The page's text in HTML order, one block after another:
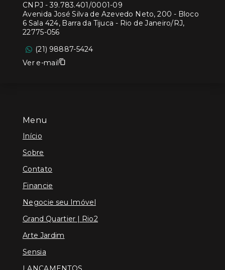
Menu
Início
Sobre
Contato
Financie
Negocie seu Imóvel
Grand Quartier | Rio2
Arte Jardim
Sensia
CNPJ -39.783.401/0001-09
Avenida José Silva de Azevedo Neto, 200 - Bloco
6 Sala 424, Barra da Tijuca - Rio de Janeiro/RJ,
22775-056
(21) 98887-5424
Ver e-mail